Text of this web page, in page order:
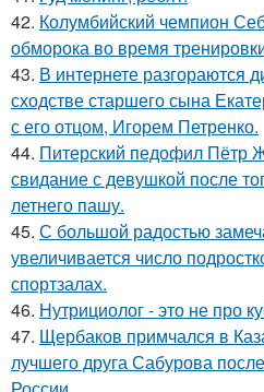
42. Колумбийский чемпион
обморока во время
43. В интернете разгораются
сходстве старшего сына
с его отцом, Игорем Петренко.
44. Питерский педофил Пётр
свидание с девушкой после
летнего пашу.
45. С большой радостью
увеличивается число
спортзалах.
46. Нутрициолог - это не про
47. Щербаков примчался в
лучшего друга Сабурова